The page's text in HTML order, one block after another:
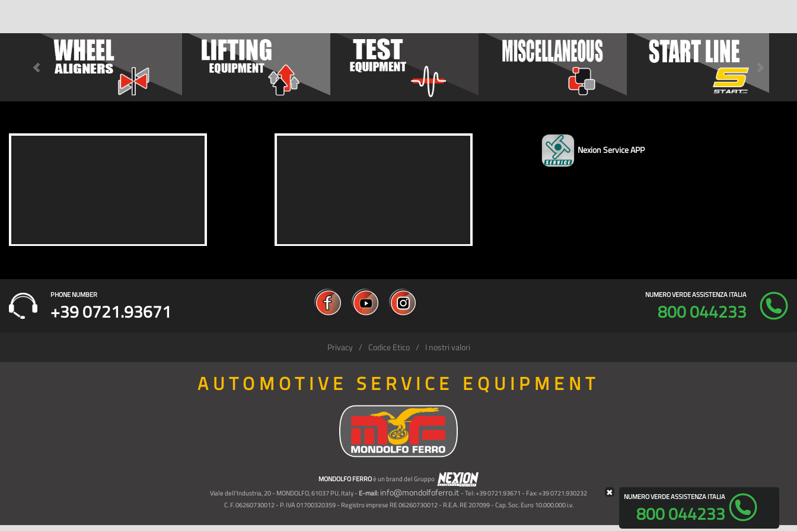
Nexion Service APP
PHONE NUMBER
+39 0721.93671
NUMERO VERDE ASSISTENZA ITALIA
800 044233
Privacy Codice Etico I nostri valori
AUTOMOTIVE SERVICE EQUIPMENT
MONDOLFO FERROè un brand del Gruppo
Viale dell'Industria, 20 - MONDOLFO, 61037 PU, Italy - E-mail: info@mondolfoferro.it - Tel: +39 0721.93671 - Fax: +39 0721.930232
C. F. 06260730012 - P. IVA 01700320359 - Registro imprese RE 06260730012 - R.E.A. RE 207099 - Cap. Soc. Euro 10.000.000 i.v.
✖ NUMERO VERDE ASSISTENZA ITALIA
800 044233